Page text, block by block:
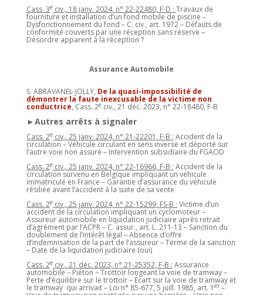
Cass. 3eciv., 18 janv. 2024, n° 22-22480, F-D : Travaux de
fourniture et installation d’un fond mobile de piscine –
Dysfonctionnement du fond – C. civ., art. 1972 – Défauts de
conformité couverts par une réception sans réserve –
Désordre apparent à la réception ?
Assurance Automobile
S. ABRAVANEL-JOLLY, De la quasi-impossibilité de
démontrer la faute inexcusable de la victime non
conductrice, Cass. 2eciv., 21 déc. 2023, n° 22-18480, F-B
►Autres arrêts à signaler
Cass. 2eciv., 25 janv. 2024, n° 21-22201, F-B : Accident de la
circulation – Véhicule circulant en sens inverse et déporté sur
l’autre voie non assuré – Intervention subsidiaire du FGAOD
Cass. 2eciv., 25 janv. 2024, n° 22-16966, F-B : Accident de la
circulation survenu en Belgique impliquant un véhicule
immatriculé en France – Garantie d’assurance du véhicule
résiliée avant l’accident à la suite de sa vente
Cass. 2eciv., 25 janv. 2024, n° 22-15299, FS-B : Victime d’un
accident de la circulation impliquant un cyclomoteur –
Assureur automobile en liquidation judiciaire après retrait
d’agrément par l’ACPR – C. assur., art. L. 211-13 – Sanction du
doublement de l’intérêt légal – Absence d’offre
d’indemnisation de la part de l’assureur – Terme de la sanction
– Date de la liquidation judiciaire (oui)
Cass. 2eciv., 21 déc. 2023, n° 21-25352, F-B : Assurance
automobile – Piéton – Trottoir longeant la voie de tramway –
Perte d’équilibre sur le trottoir – Écart sur la voie de tramway et
le tramway qui arrivait – Loi n° 85-677, 5 juill. 1985, art. 1 er–